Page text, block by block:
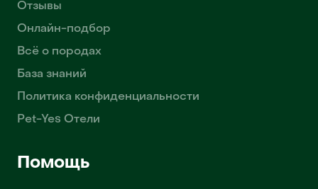
Отзывы
Онлайн-подбор
Всё о породах
База знаний
Политика конфиденциальности
Pet-Yes Отели
Помощь